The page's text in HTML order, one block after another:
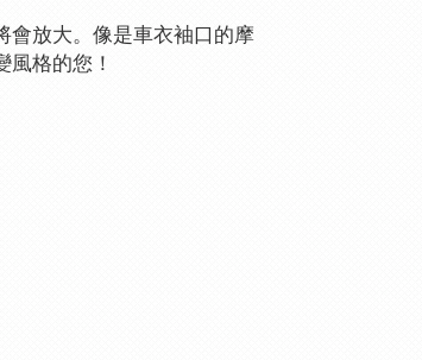
會放大。像是車衣袖口的摩
格的您！